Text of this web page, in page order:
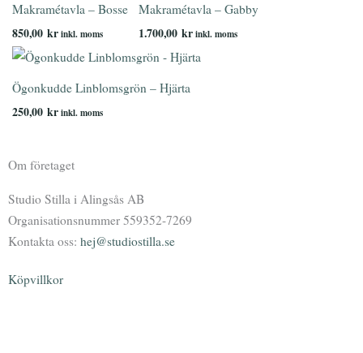
Makramétavla – Bosse
850,00 krinkl. moms
Makramétavla – Gabby
1.700,00 krinkl. moms
Ögonkudde Linblomsgrön – Hjärta
250,00 krinkl. moms
Om företaget
Studio Stilla i Alingsås AB
Organisationsnummer 559352-7269
Kontakta oss: hej@studiostilla.se
Köpvillkor